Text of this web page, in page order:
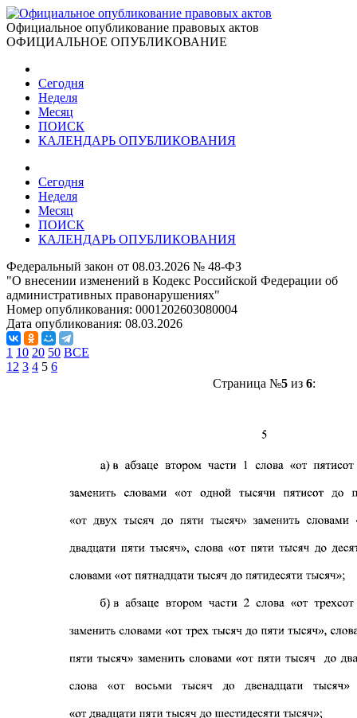
Официальное опубликование правовых актов
ОФИЦИАЛЬНОЕ ОПУБЛИКОВАНИЕ
Сегодня
Неделя
Месяц
ПОИСК
КАЛЕНДАРЬ ОПУБЛИКОВАНИЯ
Сегодня
Неделя
Месяц
ПОИСК
КАЛЕНДАРЬ ОПУБЛИКОВАНИЯ
Федеральный закон от 08.03.2026 № 48-ФЗ
"О внесении изменений в Кодекс Российской Федерации об
административных правонарушениях"
Номер опубликования: 0001202603080004
Дата опубликования: 08.03.2026
1 10 20 50 ВСЕ
1 2 3 4 5 6
Страница №5из 6: